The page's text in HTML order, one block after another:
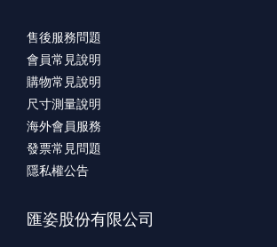
售後服務問題
會員常見說明
購物常見說明
尺寸測量說明
海外會員服務
發票常見問題
隱私權公告
匯姿股份有限公司